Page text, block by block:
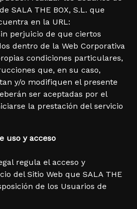
SALA THE BOX, S.L. que
en la URL:
perjuicio de que ciertos
dentro de la Web Corporativa
condiciones particulares,
que, en su caso,
y/o modifiquen el presente
ser aceptadas por el
la prestación del servicio
uso y acceso
regula el acceso y
del Sitio Web que SALA THE
de los Usuarios de